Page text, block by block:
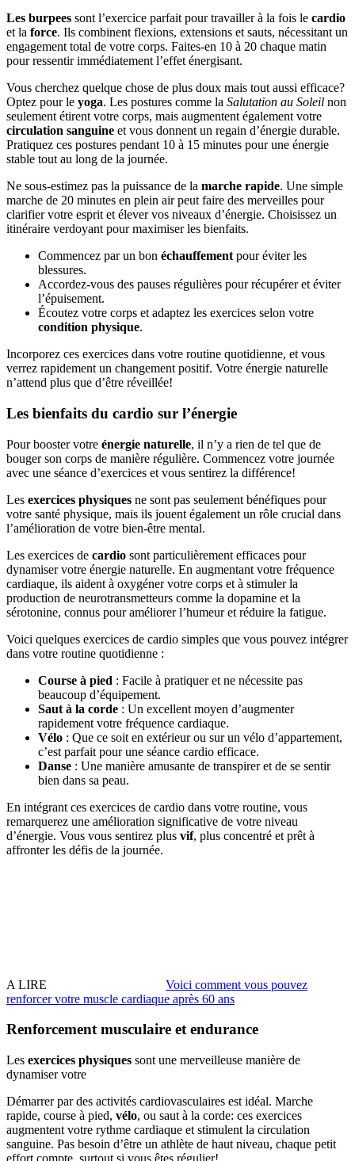
Les burpees sont l’exercice parfait pour travailler à la fois le cardio
et la force. Ils combinent flexions, extensions et sauts, nécessitant un
engagement total de votre corps. Faites-en 10 à 20 chaque matin
pour ressentir immédiatement l’effet énergisant.
Vous cherchez quelque chose de plus doux mais tout aussi efficace?
Optez pour le yoga. Les postures comme la Salutation au Soleil non
seulement étirent votre corps, mais augmentent également votre
circulation sanguine et vous donnent un regain d’énergie durable.
Pratiquez ces postures pendant 10 à 15 minutes pour une énergie
stable tout au long de la journée.
Ne sous-estimez pas la puissance de la marche rapide. Une simple
marche de 20 minutes en plein air peut faire des merveilles pour
clarifier votre esprit et élever vos niveaux d’énergie. Choisissez un
itinéraire verdoyant pour maximiser les bienfaits.
Commencez par un bon échauffement pour éviter les
blessures.
Accordez-vous des pauses régulières pour récupérer et éviter
l’épuisement.
Écoutez votre corps et adaptez les exercices selon votre
condition physique.
Incorporez ces exercices dans votre routine quotidienne, et vous
verrez rapidement un changement positif. Votre énergie naturelle
n’attend plus que d’être réveillée!
Les bienfaits du cardio sur l’énergie
Pour booster votre énergie naturelle, il n’y a rien de tel que de
bouger son corps de manière régulière. Commencez votre journée
avec une séance d’exercices et vous sentirez la différence!
Les exercices physiques ne sont pas seulement bénéfiques pour
votre santé physique, mais ils jouent également un rôle crucial dans
l’amélioration de votre bien-être mental.
Les exercices de cardio sont particulièrement efficaces pour
dynamiser votre énergie naturelle. En augmentant votre fréquence
cardiaque, ils aident à oxygéner votre corps et à stimuler la
production de neurotransmetteurs comme la dopamine et la
sérotonine, connus pour améliorer l’humeur et réduire la fatigue.
Voici quelques exercices de cardio simples que vous pouvez intégrer
dans votre routine quotidienne :
Course à pied : Facile à pratiquer et ne nécessite pas
beaucoup d’équipement.
Saut à la corde : Un excellent moyen d’augmenter
rapidement votre fréquence cardiaque.
Vélo : Que ce soit en extérieur ou sur un vélo d’appartement,
c’est parfait pour une séance cardio efficace.
Danse : Une manière amusante de transpirer et de se sentir
bien dans sa peau.
En intégrant ces exercices de cardio dans votre routine, vous
remarquerez une amélioration significative de votre niveau
d’énergie. Vous vous sentirez plus vif, plus concentré et prêt à
affronter les défis de la journée.
A LIRE
Voici comment vous pouvez
renforcer votre muscle cardiaque après 60 ans
Renforcement musculaire et endurance
Les exercices physiques sont une merveilleuse manière de
dynamiser votre
Démarrer par des activités cardiovasculaires est idéal. Marche
rapide, course à pied, vélo, ou saut à la corde: ces exercices
augmentent votre rythme cardiaque et stimulent la circulation
sanguine. Pas besoin d’être un athlète de haut niveau, chaque petit